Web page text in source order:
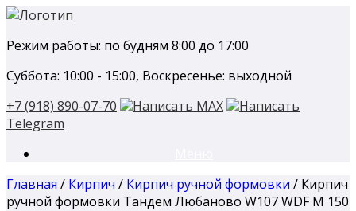
Перейти
содержанию
Режим работы: по будням 8:00 до 17:00
Суббота: 10:00 - 15:00, Воскресенье: выходной
+7 (918) 890-07-70
Написать MAX
Написать
Telegram
Главная / Кирпич / Кирпич ручной формовки / Кирпич
ручной формовки Тандем Любаново W107 WDF М 150